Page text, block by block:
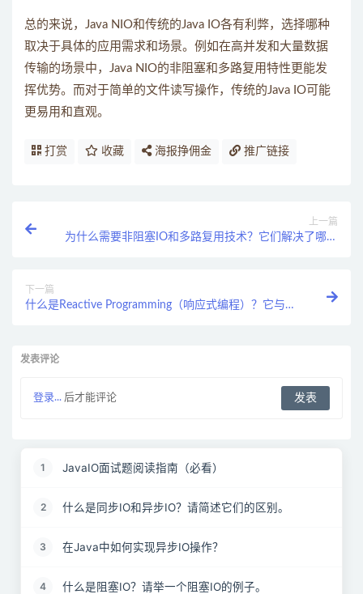
总的来说，Java NIO和传统的Java IO各有利弊，选择哪种
取决于具体的应用需求和场景。例如在高并发和大量数据
传输的场景中，Java NIO的非阻塞和多路复用特性更能发
挥优势。而对于简单的文件读写操作，传统的Java IO可能
更易用和直观。
打赏 收藏 海报挣佣金 推广链接
上一篇
为什么需要非阻塞IO和多路复用技术？它们解决了哪些
下一篇
什么是Reactive Programming（响应式编程）？它与异
发表评论
登录... 后才能评论
1 JavaIO面试题阅读指南（必看）
2 什么是同步IO和异步IO？请简述它们的区别。
3 在Java中如何实现异步IO操作？
4 什么是阻塞IO？请举一个阻塞IO的例子。